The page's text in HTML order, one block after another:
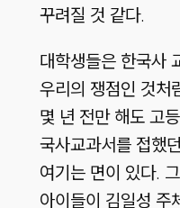
꾸려질 것 같다.
대학생들은 한국사
우리의 쟁점인 것처
몇 년 전만 해도 고
국사교과서를 접했
여기는 면이 있다.
아이들이 김일성 주